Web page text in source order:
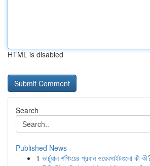
HTML is disabled
Search
Published News
1 ভার্চুয়াল শপিংয়ের প্রধান ওয়েবসাইটগুলো কী